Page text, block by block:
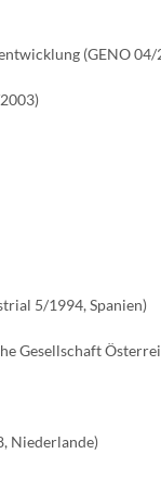
(GENO 04/
5/1994, Spanien)
Gesellschaft
Niederlande)